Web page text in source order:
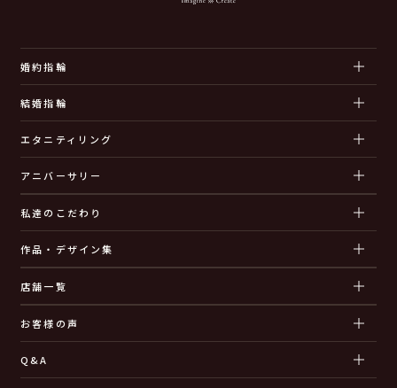
婚約指輪
結婚指輪
エタニティリング
アニバーサリー
私達のこだわり
作品・デザイン集
店舗一覧
お客様の声
Q&A